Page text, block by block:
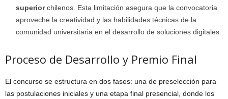
superiorchilenos. Esta limitación asegura que la convocatoria
aproveche la creatividad y las habilidades técnicas de la
comunidad universitaria en el desarrollo de soluciones digitales.
Proceso de Desarrollo y Premio Final
El concurso se estructura en dos fases: una de preselección para
las postulaciones iniciales y una etapa final presencial, donde los